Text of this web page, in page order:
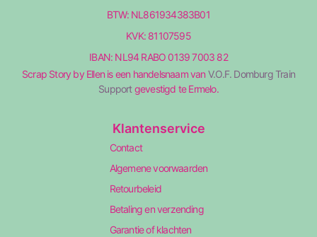
BTW: NL861934383B01
KVK: 81107595
IBAN: NL94 RABO 0139 7003 82
Scrap Story by Ellen is een handelsnaam van V.O.F. Domburg Train
Supportgevestigd te Ermelo.
Klantenservice
Contact
Algemene voorwaarden
Retourbeleid
Betaling en verzending
Garantie of klachten